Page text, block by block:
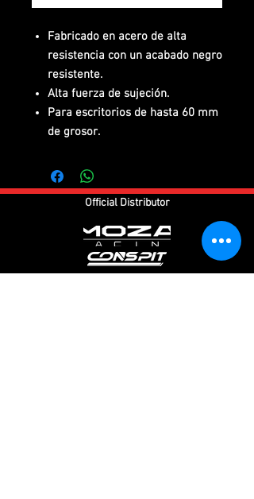
Fabricado en acero de alta
resistencia con un acabado negro
resistente.
Alta fuerza de sujeción.
Para escritorios de hasta 60 mm
de grosor.
Official Distributor